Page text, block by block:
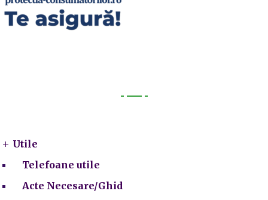
Utile
Telefoane utile
Acte Necesare/Ghid